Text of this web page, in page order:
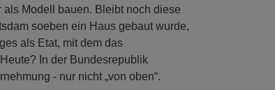
Modell bauen. Bleibt noch diese
soeben ein Haus gebaut wurde,
als Etat, mit dem das
In der Bundesrepublik
- nur nicht „von oben“.